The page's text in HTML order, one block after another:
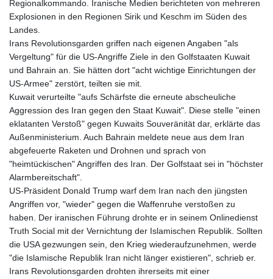
Regionalkommando. Iranische Medien berichteten von mehreren
Explosionen in den Regionen Sirik und Keschm im Süden des
Landes.
Irans Revolutionsgarden griffen nach eigenen Angaben "als
Vergeltung" für die US-Angriffe Ziele in den Golfstaaten Kuwait
und Bahrain an. Sie hätten dort "acht wichtige Einrichtungen der
US-Armee" zerstört, teilten sie mit.
Kuwait verurteilte "aufs Schärfste die erneute abscheuliche
Aggression des Iran gegen den Staat Kuwait". Diese stelle "einen
eklatanten Verstoß" gegen Kuwaits Souveränität dar, erklärte das
Außenministerium. Auch Bahrain meldete neue aus dem Iran
abgefeuerte Raketen und Drohnen und sprach von
"heimtückischen" Angriffen des Iran. Der Golfstaat sei in "höchster
Alarmbereitschaft".
US-Präsident Donald Trump warf dem Iran nach den jüngsten
Angriffen vor, "wieder" gegen die Waffenruhe verstoßen zu
haben. Der iranischen Führung drohte er in seinem Onlinedienst
Truth Social mit der Vernichtung der Islamischen Republik. Sollten
die USA gezwungen sein, den Krieg wiederaufzunehmen, werde
"die Islamische Republik Iran nicht länger existieren", schrieb er.
Irans Revolutionsgarden drohten ihrerseits mit einer